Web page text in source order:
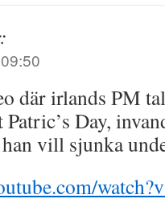
där irlands PM
Day,
vill sjunka